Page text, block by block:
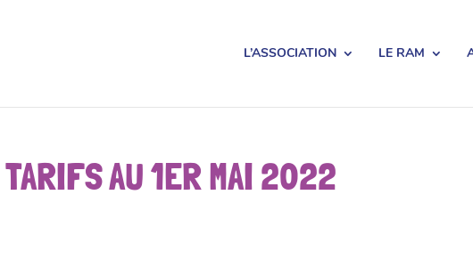
L’ASSOCIATION LE RAM
TARIFS AU 1ER MAI 2022